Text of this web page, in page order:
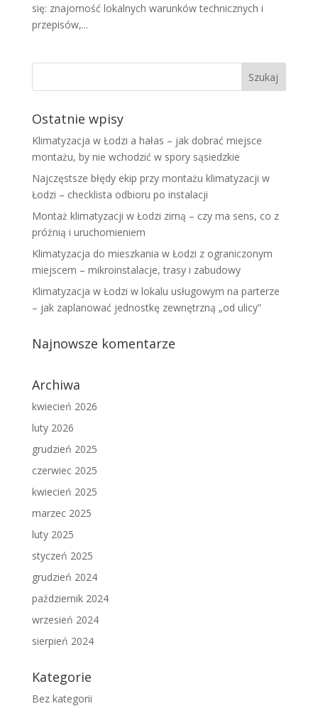
się: znajomość lokalnych warunków technicznych i
przepisów,...
Ostatnie wpisy
Klimatyzacja w Łodzi a hałas – jak dobrać miejsce
montażu, by nie wchodzić w spory sąsiedzkie
Najczęstsze błędy ekip przy montażu klimatyzacji w
Łodzi – checklista odbioru po instalacji
Montaż klimatyzacji w Łodzi zimą – czy ma sens, co z
próżnią i uruchomieniem
Klimatyzacja do mieszkania w Łodzi z ograniczonym
miejscem – mikroinstalacje, trasy i zabudowy
Klimatyzacja w Łodzi w lokalu usługowym na parterze
– jak zaplanować jednostkę zewnętrzną „od ulicy”
Najnowsze komentarze
Archiwa
kwiecień 2026
luty 2026
grudzień 2025
czerwiec 2025
kwiecień 2025
marzec 2025
luty 2025
styczeń 2025
grudzień 2024
październik 2024
wrzesień 2024
sierpień 2024
Kategorie
Bez kategorii